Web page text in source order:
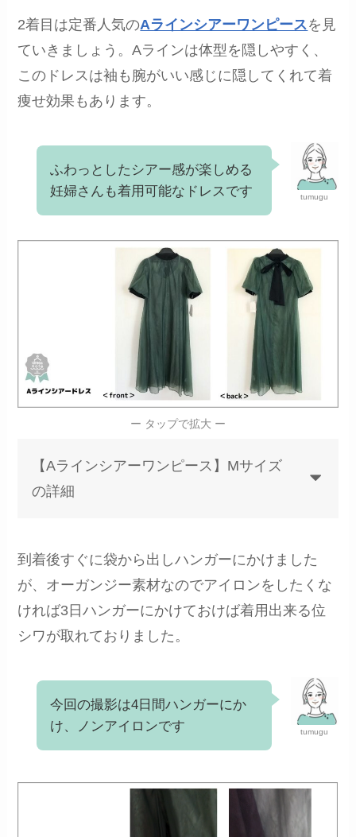
2着目は定番人気のAラインシアーワンピース を見
ていきましょう。Aラインは体型を隠しやすく、
このドレスは袖も腕がいい感じに隠してくれて着
痩せ効果もあります。
tumugu
ふわっとしたシアー感が楽しめる
妊婦さんも着用可能なドレスです
ー タップで拡大 ー
【Aラインシアーワンピース】Mサイズ
の詳細
到着後すぐに袋から出しハンガーにかけました
が、オーガンジー素材なのでアイロンをしたくな
ければ3日ハンガーにかけておけば着用出来る位
シワが取れておりました。
tumugu
今回の撮影は4日間ハンガーにか
け、ノンアイロンです